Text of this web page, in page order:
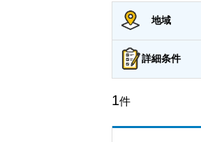
地域
詳細条件
1件